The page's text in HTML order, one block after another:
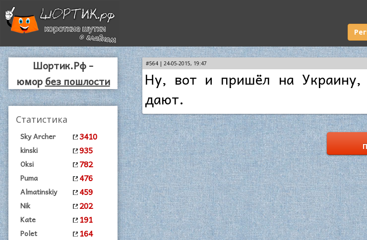
Шортик.Рф -
юморбез пошлости
Статистика
Sky Archer 3410
kinski 935
Oksi 782
Puma 476
Almatinskiy 459
Nik 202
Kate 191
Polet 164
#564 | 24-05-2015, 19:47
Ну, вот и пришёл на
дают.